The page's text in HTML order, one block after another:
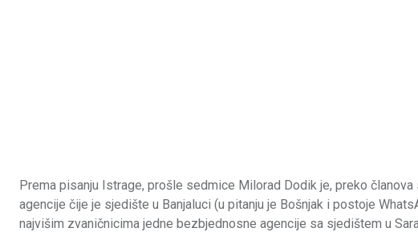
Prema pisanju Istrage, prošle sedmice Milorad Dodik je, preko
agencije čije je sjedište u Banjaluci (u pitanju je Bošnjak i postoje
najvišim zvaničnicima jedne bezbjednosne agencije sa sjedištem u